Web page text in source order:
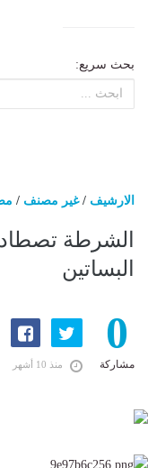
بحث سريع:
الارشيف /غير مصنف /
الشرطة
البساتين
0
مشاركة منذ 10 أشهر